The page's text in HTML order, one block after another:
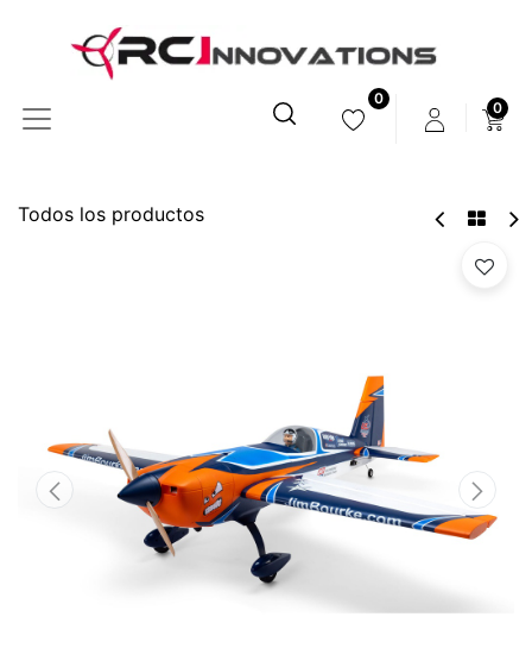
0
0
Todos los productos